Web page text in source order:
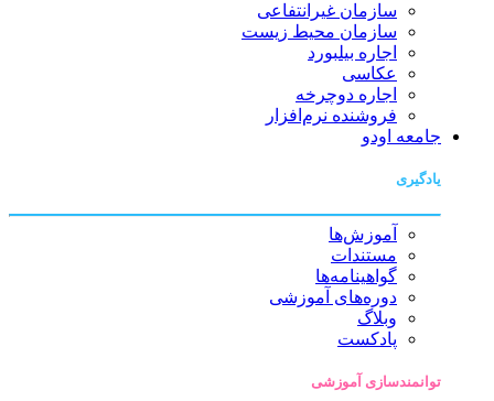
سازمان غیرانتفاعی
سازمان محیط زیست
اجاره بیلبورد
عکاسی
اجاره دوچرخه
فروشنده نرم‌افزار
جامعه اودو
یادگیری
آموزش‌ها
مستندات
گواهینامه‌ها
دوره‌های آموزشی
وبلاگ
پادکست
توانمندسازی آموزشی